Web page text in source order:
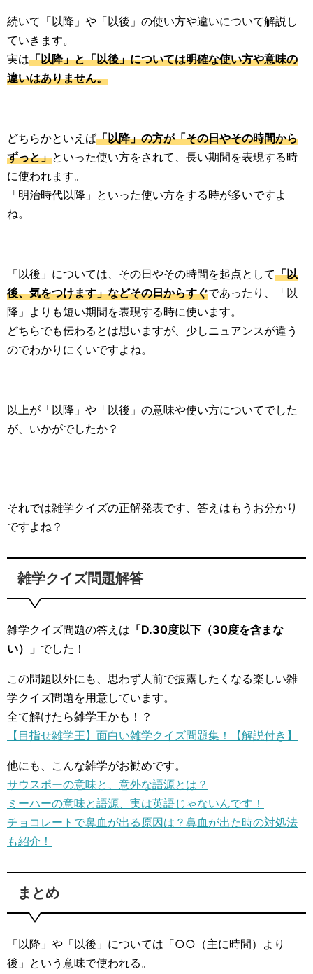
続いて「以降」や「以後」の使い方や違いについて解説し
ていきます。
実は「以降」と「以後」については明確な使い方や意味の
違いはありません。
どちらかといえば「以降」の方が「その日やその時間から
ずっと」といった使い方をされて、長い期間を表現する時
に使われます。
「明治時代以降」といった使い方をする時が多いですよ
ね。
「以後」については、その日やその時間を起点として「以
後、気をつけます」などその日からすぐであったり、「以
降」よりも短い期間を表現する時に使います。
どちらでも伝わるとは思いますが、少しニュアンスが違う
のでわかりにくいですよね。
以上が「以降」や「以後」の意味や使い方についてでした
が、いかがでしたか？
それでは雑学クイズの正解発表です、答えはもうお分かり
ですよね？
雑学クイズ問題解答
雑学クイズ問題の答えは 「D.30度以下（30度を含まな
い）」 でした！
この問題以外にも、思わず人前で披露したくなる楽しい雑
学クイズ問題を用意しています。
全て解けたら雑学王かも！？
【目指せ雑学王】面白い雑学クイズ問題集！【解説付き】
他にも、こんな雑学がお勧めです。
サウスポーの意味と、意外な語源とは？
ミーハーの意味と語源、実は英語じゃないんです！
チョコレートで鼻血が出る原因は？鼻血が出た時の対処法
も紹介！
まとめ
「以降」や「以後」については「○○（主に時間）より
後」という意味で使われる。